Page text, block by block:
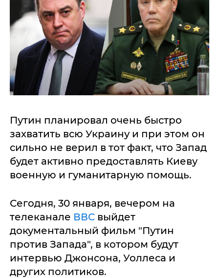
Путин планировал очень быстро
захватить всю Украину и при этом он
сильно не верил в тот факт, что Запад
будет активно предоставлять Киеву
военную и гуманитарную помощь.
Сегодня, 30 января, вечером на
телеканале ВВС выйдет
документальный фильм "Путин
против Запада", в котором будут
интервью Джонсона, Уоллеса и
других политиков.